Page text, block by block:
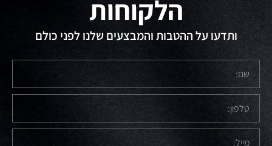
הלקוחות
ותדעו על ההטבות והמבצעים שלנו לפני כולם